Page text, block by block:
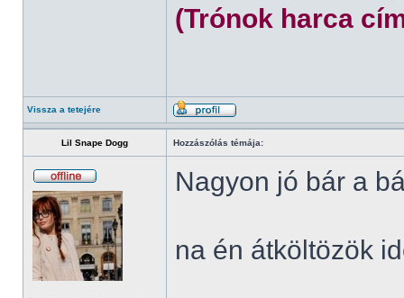
(Trónok harca
Vissza a tetejére
Lil Snape Dogg Hozzászólás témája:
Nagyon jó bár a
na én átköltözök